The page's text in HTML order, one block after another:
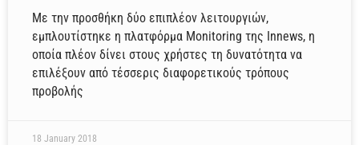
Με την προσθήκη δύο επιπλέον λειτουργιών,
εμπλουτίστηκε η πλατφόρμα Monitoring της Innews, η
οποία πλέον δίνει στους χρήστες τη δυνατότητα να
επιλέξουν από τέσσερις διαφορετικούς τρόπους
προβολής
18 January 2018